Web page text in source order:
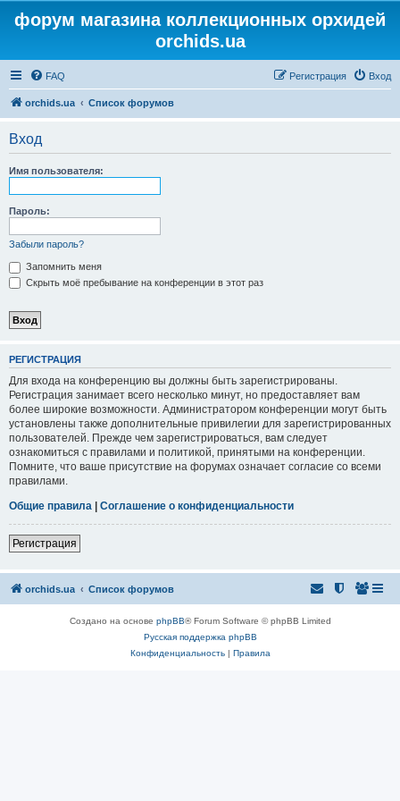
форум магазина коллекционных орхидей
orchids.ua
FAQ Вход
Регистрация
orchids.ua Список форумов
Вход
Имя пользователя:
Пароль:
Забыли пароль?
Запомнить меня
Скрыть моё пребывание на конференции в этот раз
РЕГИСТРАЦИЯ
Для входа на конференцию вы должны быть зарегистрированы.
Регистрация занимает всего несколько минут, но предоставляет вам
более широкие возможности. Администратором конференции могут быть
установлены также дополнительные привилегии для зарегистрированных
пользователей. Прежде чем зарегистрироваться, вам следует
ознакомиться с правилами и политикой, принятыми на конференции.
Помните, что ваше присутствие на форумах означает согласие со всеми
правилами.
Общие правила | Соглашение о конфиденциальности
Регистрация
orchids.ua Список форумов
Создано на основе phpBB® Forum Software © phpBB Limited
Русская поддержка phpBB
Конфиденциальность| Правила